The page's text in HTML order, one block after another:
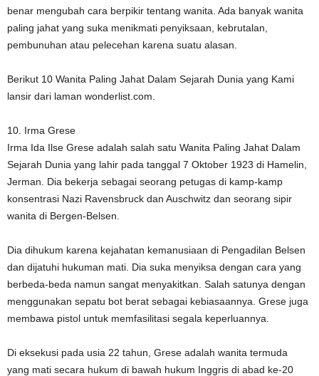
benar mengubah cara berpikir tentang wanita. Ada banyak wanita
paling jahat yang suka menikmati penyiksaan, kebrutalan,
pembunuhan atau pelecehan karena suatu alasan.
Berikut 10 Wanita Paling Jahat Dalam Sejarah Dunia yang Kami
lansir dari laman wonderlist.com.
10. Irma Grese
Irma Ida Ilse Grese adalah salah satu Wanita Paling Jahat Dalam
Sejarah Dunia yang lahir pada tanggal 7 Oktober 1923 di Hamelin,
Jerman. Dia bekerja sebagai seorang petugas di kamp-kamp
konsentrasi Nazi Ravensbruck dan Auschwitz dan seorang sipir
wanita di Bergen-Belsen.
Dia dihukum karena kejahatan kemanusiaan di Pengadilan Belsen
dan dijatuhi hukuman mati. Dia suka menyiksa dengan cara yang
berbeda-beda namun sangat menyakitkan. Salah satunya dengan
menggunakan sepatu bot berat sebagai kebiasaannya. Grese juga
membawa pistol untuk memfasilitasi segala keperluannya.
Di eksekusi pada usia 22 tahun, Grese adalah wanita termuda
yang mati secara hukum di bawah hukum Inggris di abad ke-20